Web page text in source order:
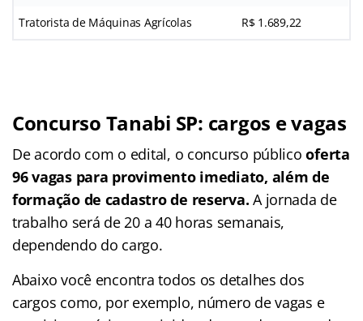
Tratorista de Máquinas Agrícolas R$ 1.689,22
Concurso Tanabi SP: cargos e vagas
De acordo com o edital, o concurso públicooferta
96 vagas para provimento imediato, além de
formação de cadastro de reserva.A jornada de
trabalho será de 20 a 40 horas semanais,
dependendo do cargo.
Abaixo você encontra todos os detalhes dos
cargos como, por exemplo, número de vagas e